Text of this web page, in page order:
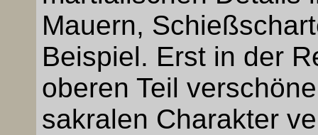
Mauern,
Beispiel. Erst in der
oberen Teil
sakralen Charakter